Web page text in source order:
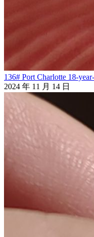
136# Port Charlotte 18-
2024 年 11 月 14 日